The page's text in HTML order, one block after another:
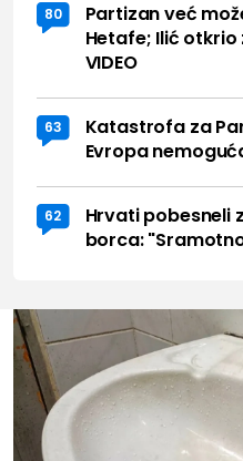
80
Partizan već
Hetafe; Ilić
VIDEO
63
Katastrofa za
Evropa
62
Hrvati pobesneli
borca: